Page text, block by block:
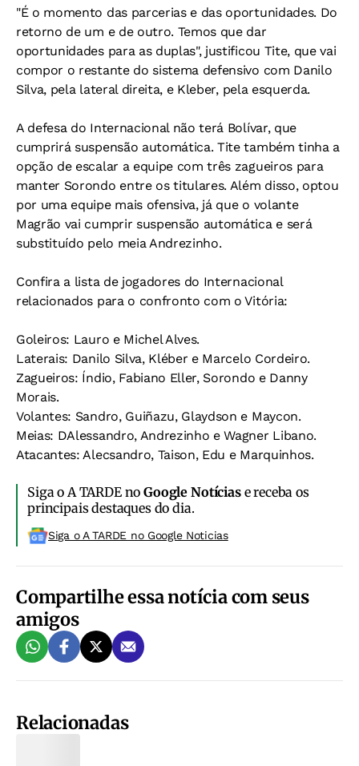
"É o momento das parcerias e das oportunidades. Do
retorno de um e de outro. Temos que dar
oportunidades para as duplas", justificou Tite, que vai
compor o restante do sistema defensivo com Danilo
Silva, pela lateral direita, e Kleber, pela esquerda.
A defesa do Internacional não terá Bolívar, que
cumprirá suspensão automática. Tite também tinha a
opção de escalar a equipe com três zagueiros para
manter Sorondo entre os titulares. Além disso, optou
por uma equipe mais ofensiva, já que o volante
Magrão vai cumprir suspensão automática e será
substituído pelo meia Andrezinho.
Confira a lista de jogadores do Internacional
relacionados para o confronto com o Vitória:
Goleiros: Lauro e Michel Alves.
Laterais: Danilo Silva, Kléber e Marcelo Cordeiro.
Zagueiros: Índio, Fabiano Eller, Sorondo e Danny
Morais.
Volantes: Sandro, Guiñazu, Glaydson e Maycon.
Meias: DAlessandro, Andrezinho e Wagner Libano.
Atacantes: Alecsandro, Taison, Edu e Marquinhos.
Siga o A TARDE noGoogle Notíciase receba os
principais destaques do dia.
Siga o A TARDE no Google Noticias
Compartilhe essa notícia com seus
amigos
Relacionadas